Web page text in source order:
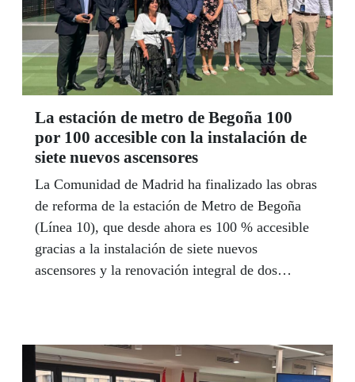
La estación de metro de Begoña 100
por 100 accesible con la instalación de
siete nuevos ascensores
La Comunidad de Madrid ha finalizado las obras
de reforma de la estación de Metro de Begoña
(Línea 10), que desde ahora es 100 % accesible
gracias a la instalación de siete nuevos
ascensores y la renovación integral de dos